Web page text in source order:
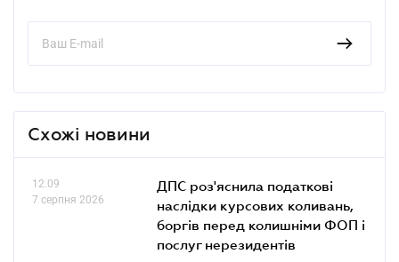
Схожі новини
12.09
7 серпня 2026
ДПС роз'яснила податкові
наслідки курсових коливань,
боргів перед колишніми ФОП і
послуг нерезидентів